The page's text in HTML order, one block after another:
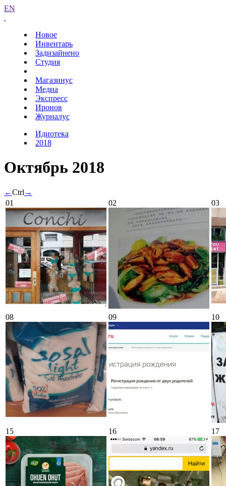
EN
Новое
Инвентарь
Задизайнено
Студия
Магазинус
Медиа
Экспресс
Иронов
Журналус
Идиотека
2018
Октябрь 2018
←Ctrl →
01
02 03
08 09 10
15 16 17